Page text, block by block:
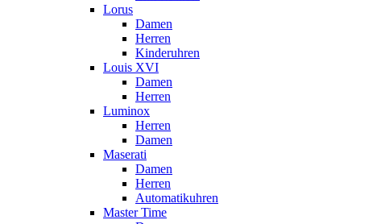
Lorus
Damen
Herren
Kinderuhren
Louis XVI
Damen
Herren
Luminox
Herren
Damen
Maserati
Damen
Herren
Automatikuhren
Master Time